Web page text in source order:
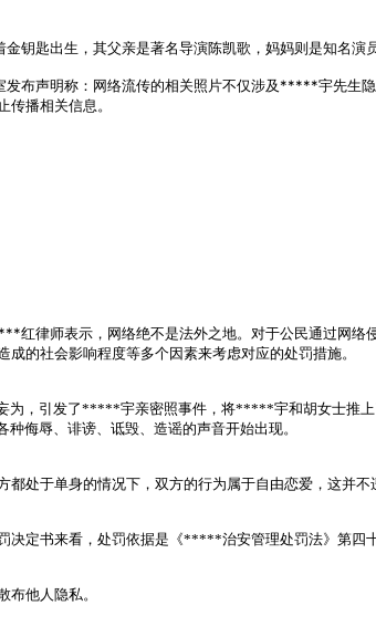
钥匙出生，其父亲是著名导演陈凯歌，妈妈则是知名演员
布声明称：网络流传的相关照片不仅涉及*****宇先生
传播相关信息。
红律师表示，网络绝不是法外之地。对于公民通过网络
成的社会影响程度等多个因素来考虑对应的处罚措施。
为，引发了*****宇亲密照事件，将*****宇和胡女士推
种侮辱、诽谤、诋毁、造谣的声音开始出现。
都处于单身的情况下，双方的行为属于自由恋爱，这并不
决定书来看，处罚依据是《*****治安管理处罚法》第四
布他人隐私。